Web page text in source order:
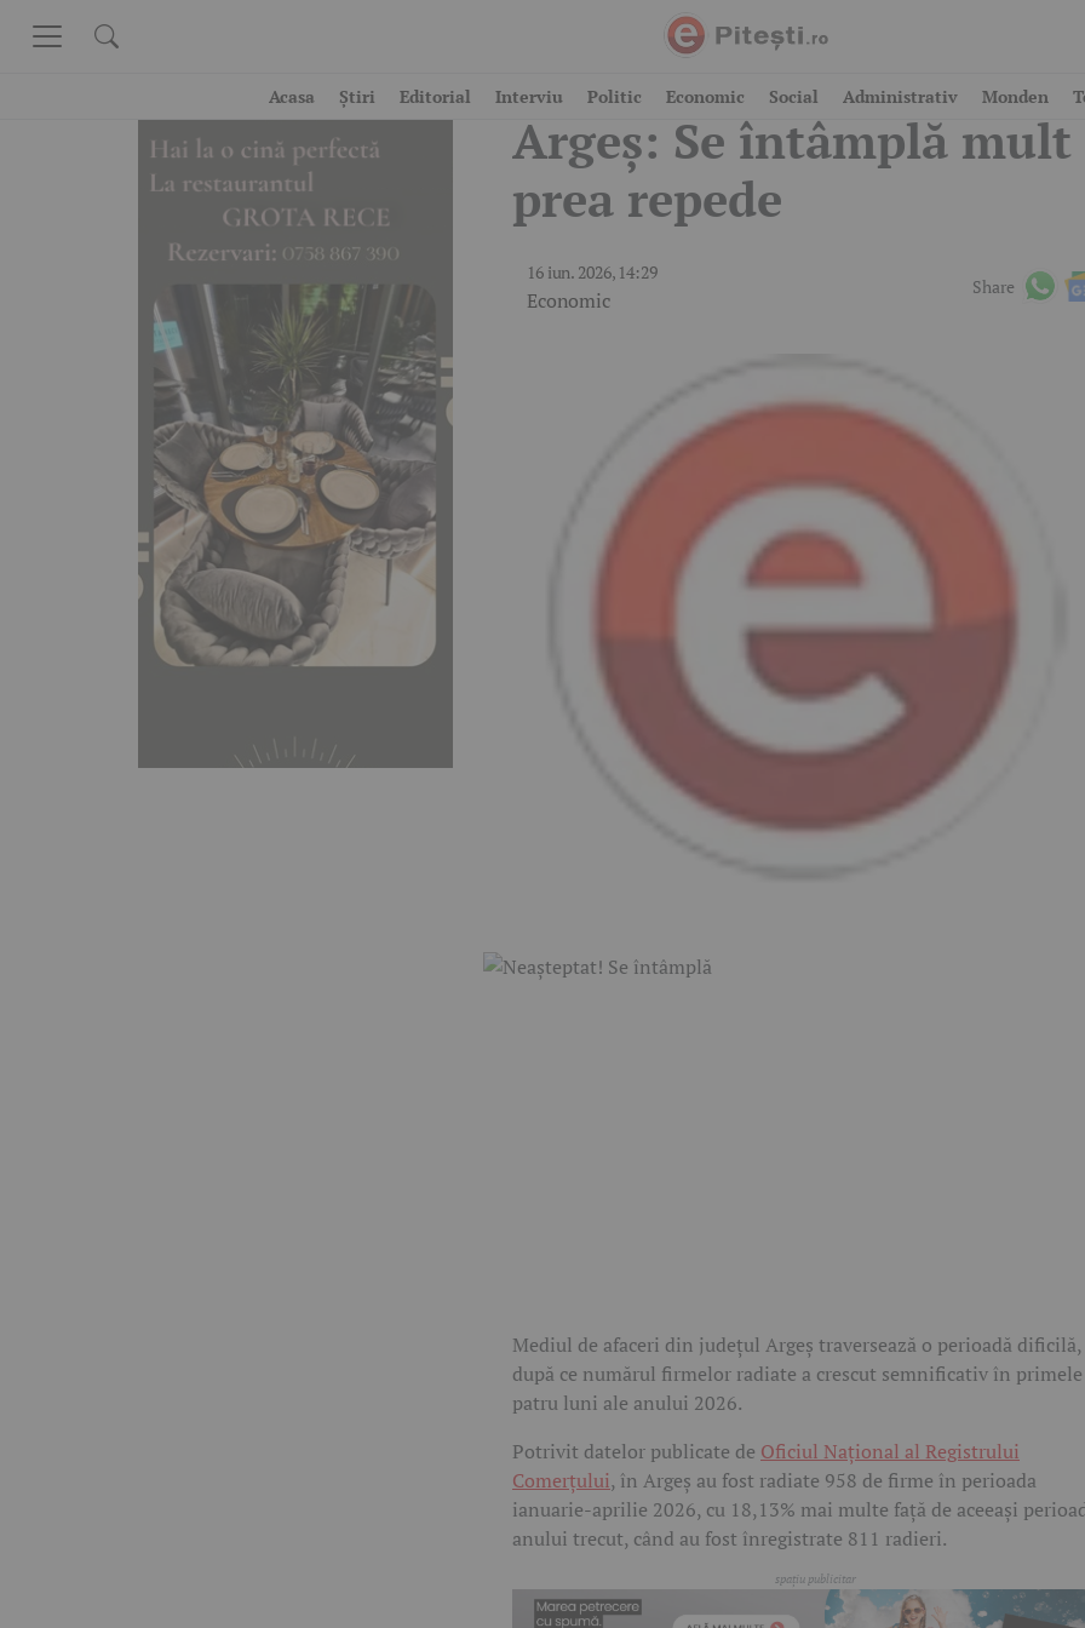
Acasa Știri Editorial Interviu Politic Economic Social Administrativ Monden
Fenomen alarmant în
Argeș: Se întâmplă mult
prea repede
16 iun. 2026, 14:29
Economic
Share
Mediul de afaceri din județul Argeș traversează o perioadă dificilă,
după ce numărul firmelor radiate a crescut semnificativ în primele
patru luni ale anului 2026.
Potrivit datelor publicate de Oficiul Național al Registrului
Comerțului, în Argeș au fost radiate 958 de firme în perioada
ianuarie-aprilie 2026, cu 18,13% mai multe față de aceeași
anului trecut, când au fost înregistrate 811 radieri.